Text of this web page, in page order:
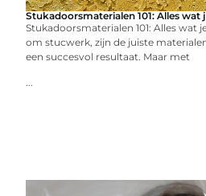
Stukadoorsmaterialen 101: Alles
Stukadoorsmaterialen 101: Alles wat
om stucwerk, zijn de juiste
een succesvol resultaat. Maar met
...